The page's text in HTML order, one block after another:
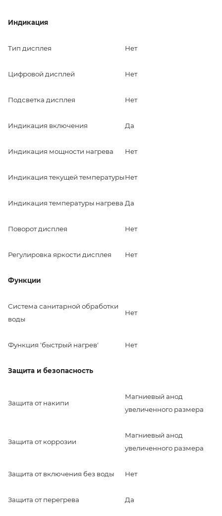
Индикация
Тип дисплея Нет
Цифровой дисплей Нет
Подсветка дисплея Нет
Индикация включения Да
Индикация мощности нагрева Нет
Индикация текущей температурыНет
Индикация температуры нагрева Да
Поворот дисплея Нет
Регулировка яркости дисплея Нет
Функции
Система санитарной обработки
воды
Нет
Функция 'быстрый нагрев' Нет
Защита и безопасность
Защита от накипи
Магниевый анод
увеличенного размера
Защита от коррозии
Магниевый анод
увеличенного размера
Защита от включения без воды Нет
Защита от перегрева Да